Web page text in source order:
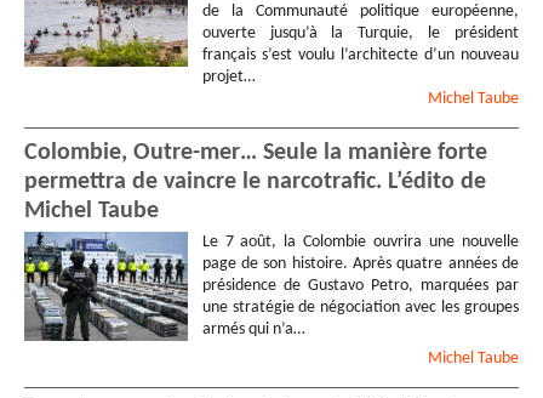
de la Communauté politique européenne,
ouverte jusqu’à la Turquie, le président
français s’est voulu l’architecte d’un nouveau
projet…
Michel Taube
Colombie, Outre-mer… Seule la manière forte
permettra de vaincre le narcotrafic. L’édito de
Michel Taube
Le 7 août, la Colombie ouvrira une nouvelle
page de son histoire. Après quatre années de
présidence de Gustavo Petro, marquées par
une stratégie de négociation avec les groupes
armés qui n’a…
Michel Taube